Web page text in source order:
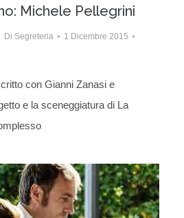
Michele Pellegrini
Di Segreteria 1 Dicembre 2015
con Gianni Zanasi e
e la sceneggiatura di La